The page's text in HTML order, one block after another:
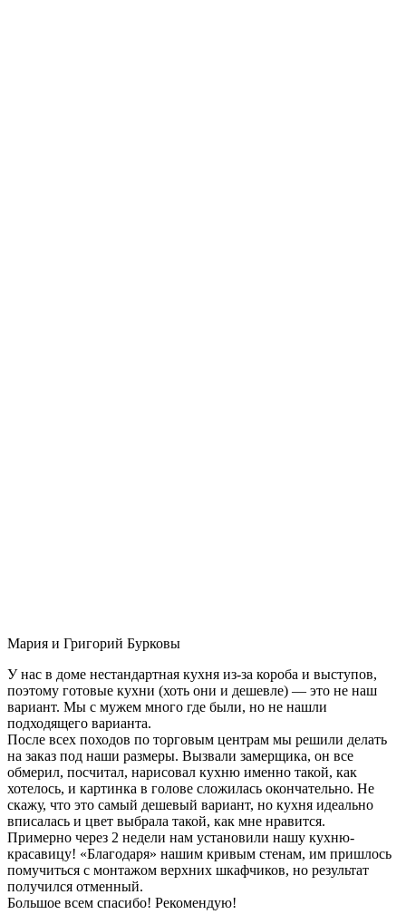
Мария и Григорий Бурковы
У нас в доме нестандартная кухня из-за короба и выступов,
поэтому готовые кухни (хоть они и дешевле) — это не наш
вариант. Мы с мужем много где были, но не нашли
подходящего варианта.
После всех походов по торговым центрам мы решили делать
на заказ под наши размеры. Вызвали замерщика, он все
обмерил, посчитал, нарисовал кухню именно такой, как
хотелось, и картинка в голове сложилась окончательно. Не
скажу, что это самый дешевый вариант, но кухня идеально
вписалась и цвет выбрала такой, как мне нравится.
Примерно через 2 недели нам установили нашу кухню-
красавицу! «Благодаря» нашим кривым стенам, им пришлось
помучиться с монтажом верхних шкафчиков, но результат
получился отменный.
Большое всем спасибо! Рекомендую!